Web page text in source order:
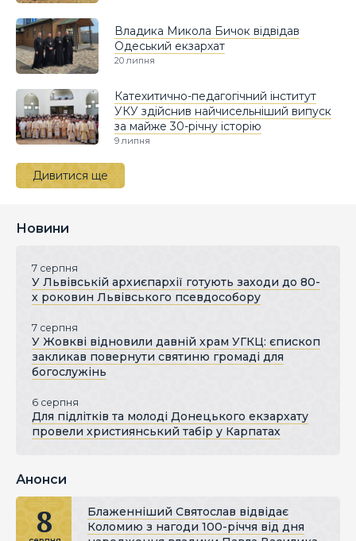
Владика Микола Бичок відвідав
Одеський екзархат
20 липня
Катехитично-педагогічний інститут
УКУ здійснив найчисельніший випуск
за майже 30-річну історію
9 липня
Дивитися ще
Новини
7 серпня
У Львівській архиєпархії готують заходи до 80-
х роковин Львівського псевдособору
7 серпня
У Жовкві відновили давній храм УГКЦ: єпископ
закликав повернути святиню громаді для
богослужінь
6 серпня
Для підлітків та молоді Донецького екзархату
провели християнський табір у Карпатах
Анонси
8
Блаженніший Святослав відвідає
Коломию з нагоди 100-річчя від дня